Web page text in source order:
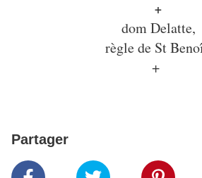
+
dom Delatte,
règle de St
+
Partager